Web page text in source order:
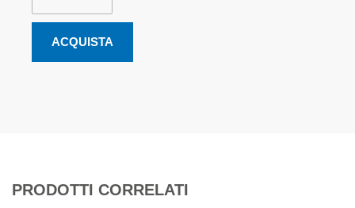
ACQUISTA
PRODOTTI CORRELATI